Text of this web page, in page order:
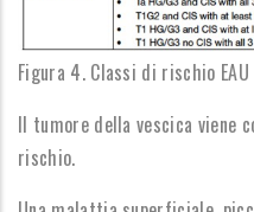
Figura 4. Classi di rischio EAU
Il tumore della vescica
rischio.